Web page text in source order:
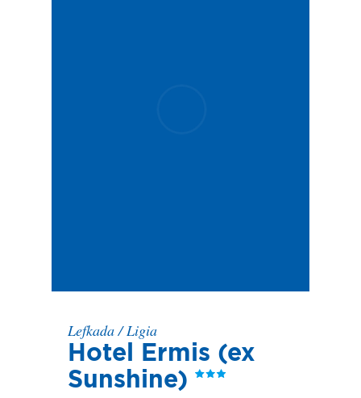
Lefkada/Ligia
Hotel Ermis (ex
Sunshine)